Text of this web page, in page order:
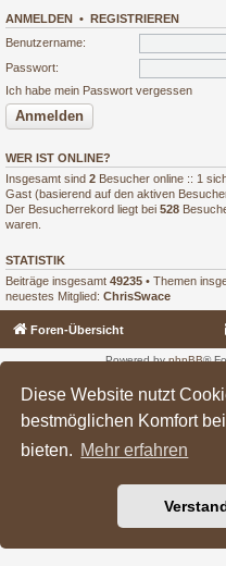
Diese Website nutzt
bestmöglichen Komfort
bieten. Mehr erfahren
ANMELDEN • REGISTRIEREN
Benutzername:
Passwort:
Ich habe mein Passwort vergessen
WER IST ONLINE?
Insgesamt sind 2 Besucher online :: 1
Gast (basierend auf den aktiven
Der Besucherrekord liegt bei 528
waren.
STATISTIK
Beiträge insgesamt 49235 • Themen
neuestes Mitglied: ChrisSwace
Foren-Übersicht
Powered byphpBB®